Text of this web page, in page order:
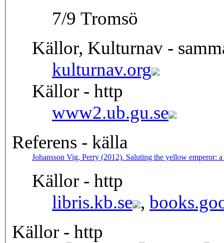
7/9 Tromsö
Källor, Kulturnav -
kulturnav.org
Källor - http
www2.ub.gu.se
Referens - källa
Johansson Vig, Perry (2012). Saluting the yellow emperor:
Källor - http
libris.kb.se ,
Källor - http